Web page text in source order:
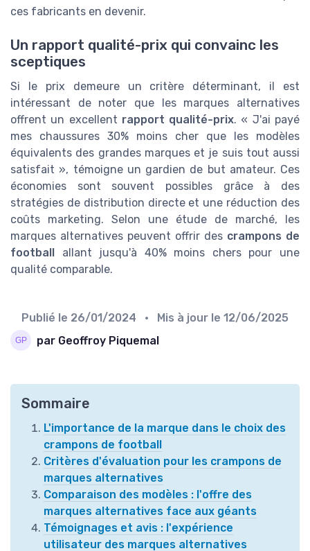
ces fabricants en devenir.
Un rapport qualité-prix qui convainc les
sceptiques
Si le prix demeure un critère déterminant, il est
intéressant de noter que les marques alternatives
offrent un excellent rapport qualité-prix. « J'ai payé
mes chaussures 30% moins cher que les modèles
équivalents des grandes marques et je suis tout aussi
satisfait », témoigne un gardien de but amateur. Ces
économies sont souvent possibles grâce à des
stratégies de distribution directe et une réduction des
coûts marketing. Selon une étude de marché, les
marques alternatives peuvent offrir des crampons de
football
allant jusqu'à 40% moins chers pour une
qualité comparable.
Publié le 26/01/2024 • Mis à jour le 12/06/2025
par Geoffroy Piquemal
Sommaire
L'importance de la marque dans le choix des
crampons de football
Critères d'évaluation pour les crampons de
marques alternatives
Comparaison des modèles : l'offre des
marques alternatives face aux géants
Témoignages et avis : l'expérience
utilisateur des marques alternatives